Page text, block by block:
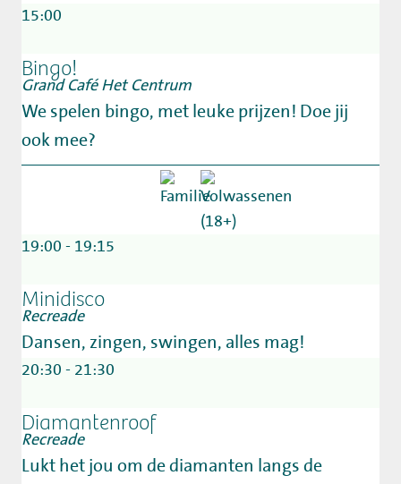
15:00
Bingo!
Grand Café Het Centrum
We spelen bingo, met leuke prijzen! Doe jij
ook mee?
19:00 - 19:15
Minidisco
Recreade
Dansen, zingen, swingen, alles mag!
20:30 - 21:30
Diamantenroof
Recreade
Lukt het jou om de diamanten langs de